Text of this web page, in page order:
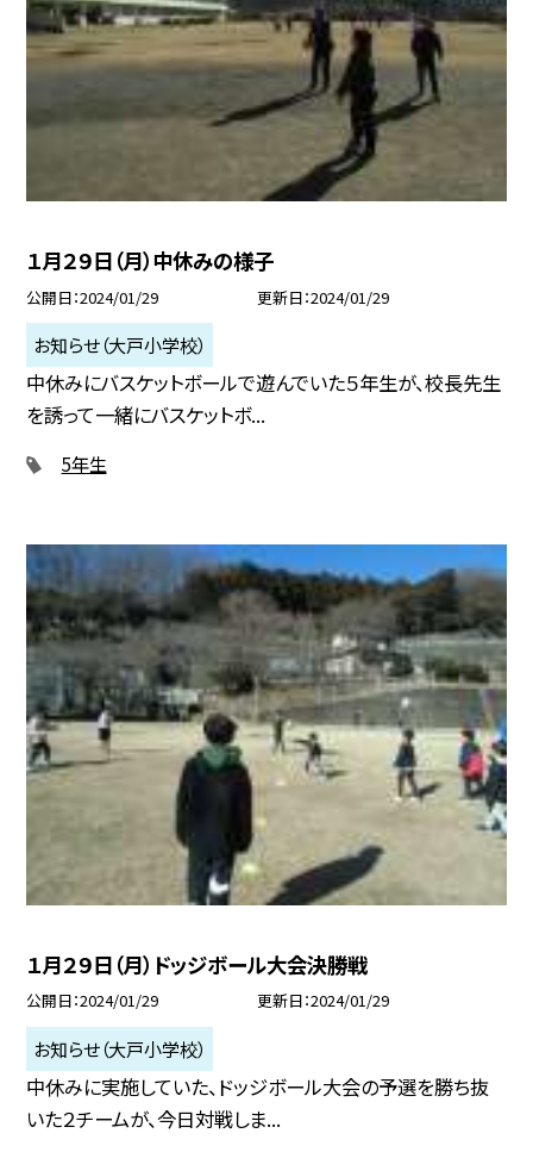
１月２９日（月）中休みの様子
公開日 2024/01/29 更新日 2024/01/29
お知らせ（大戸小学校）
中休みにバスケットボールで遊んでいた５年生が、校長先生
を誘って一緒にバスケットボ...
5年生
１月２９日（月）ドッジボール大会決勝戦
公開日 2024/01/29 更新日 2024/01/29
お知らせ（大戸小学校）
中休みに実施していた、ドッジボール大会の予選を勝ち抜
いた２チームが、今日対戦しま...